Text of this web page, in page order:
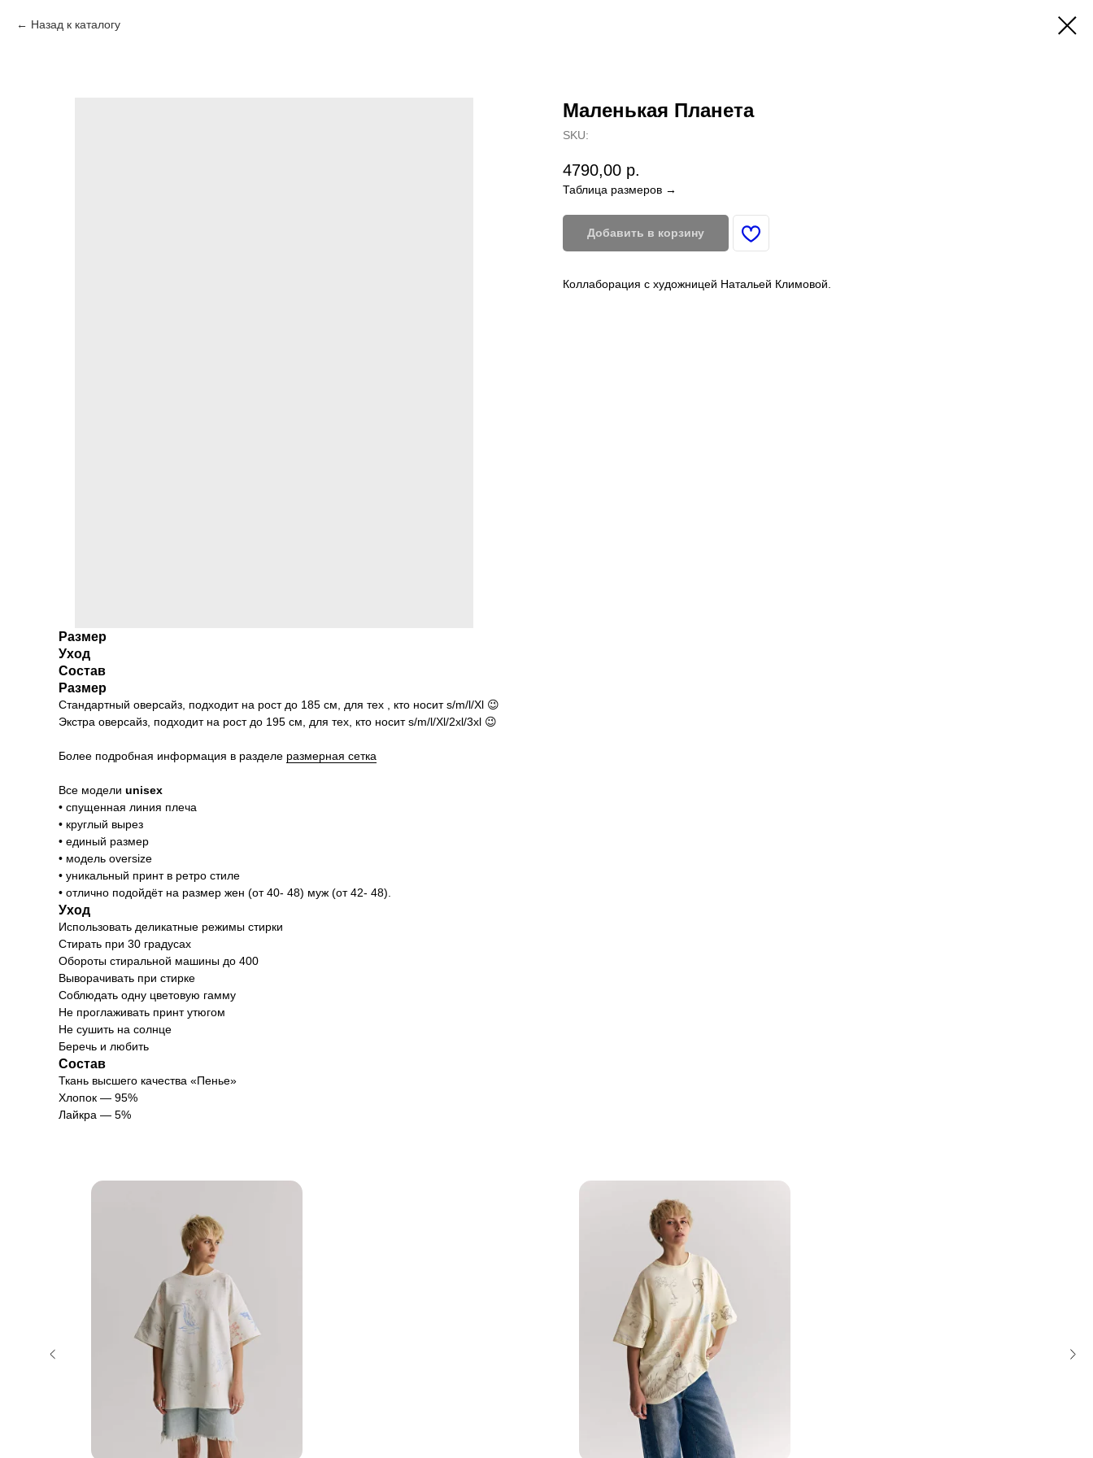
Назад к каталогу
Маленькая Планета
SKU:
4790,00 р.
Таблица размеров →
Добавить в корзину
Коллаборация с художницей Натальей Климовой.
Размер
Уход
Состав
Размер
Стандартный оверсайз, подходит на рост до 185 см, для тех , кто носит s/m/l/Xl 😉
Экстра оверсайз, подходит на рост до 195 см, для тех, кто носит s/m/l/Xl/2xl/3xl 😉
Более подробная информация в разделе размерная сетка
Все модели unisex
• спущенная линия плеча
• круглый вырез
• единый размер
• модель oversize
• уникальный принт в ретро стиле
• отлично подойдёт на размер жен (от 40- 48) муж (от 42- 48).
Уход
Использовать деликатные режимы стирки
Стирать при 30 градусах
Обороты стиральной машины до 400
Выворачивать при стирке
Соблюдать одну цветовую гамму
Не проглаживать принт утюгом
Не сушить на солнце
Беречь и любить
Состав
Ткань высшего качества «Пенье»
Хлопок — 95%
Лайкра — 5%